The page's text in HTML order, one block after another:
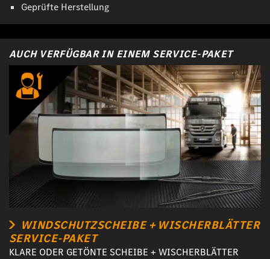
Geprüfte Herstellung
AUCH VERFÜGBAR IN EINEM SERVICE-PAKET
WINDSCHUTZSCHEIBE + WISCHERBLÄTTER
SERVICE-PAKET
KLARE ODER GETÖNTE SCHEIBE + WISCHERBLÄTTER